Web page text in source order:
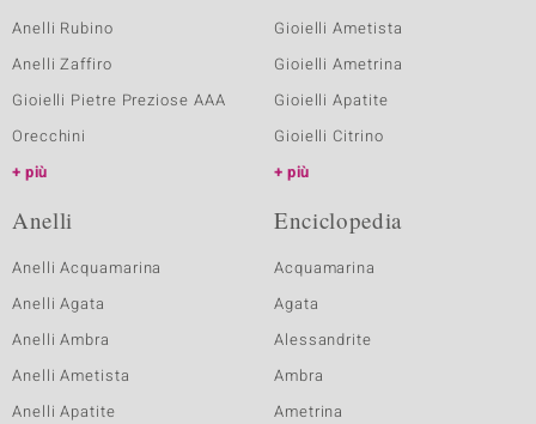
Anelli Rubino
Anelli Zaffiro
Gioielli Pietre Preziose AAA
Orecchini
più
Gioielli Ametista
Gioielli Ametrina
Gioielli Apatite
Gioielli Citrino
più
Anelli
Anelli Acquamarina
Anelli Agata
Anelli Ambra
Anelli Ametista
Anelli Apatite
Enciclopedia
Acquamarina
Agata
Alessandrite
Ambra
Ametrina